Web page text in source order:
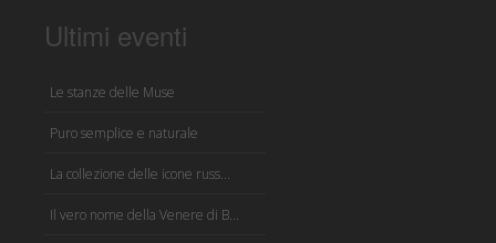
Ultimi eventi
Le stanze delle Muse
Puro semplice e naturale
La collezione delle icone russ...
Il vero nome della Venere di B...